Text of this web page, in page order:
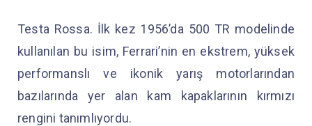
Testa Rossa. İlk kez 1956’da 500 TR modelinde
kullanılan bu isim, Ferrari’nin en ekstrem, yüksek
performanslı ve ikonik yarış motorlarından
bazılarında yer alan kam kapaklarının kırmızı
rengini tanımlıyordu.